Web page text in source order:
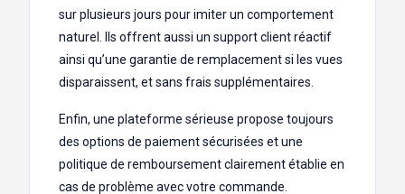
sur plusieurs jours pour imiter un comportement
naturel. Ils offrent aussi un support client réactif
ainsi qu’une garantie de remplacement si les vues
disparaissent, et sans frais supplémentaires.
Enfin, une plateforme sérieuse propose toujours
des options de paiement sécurisées et une
politique de remboursement clairement établie en
cas de problème avec votre commande.